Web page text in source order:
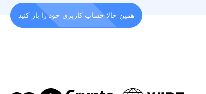
همین حالا حساب کاربری خود را باز کنید